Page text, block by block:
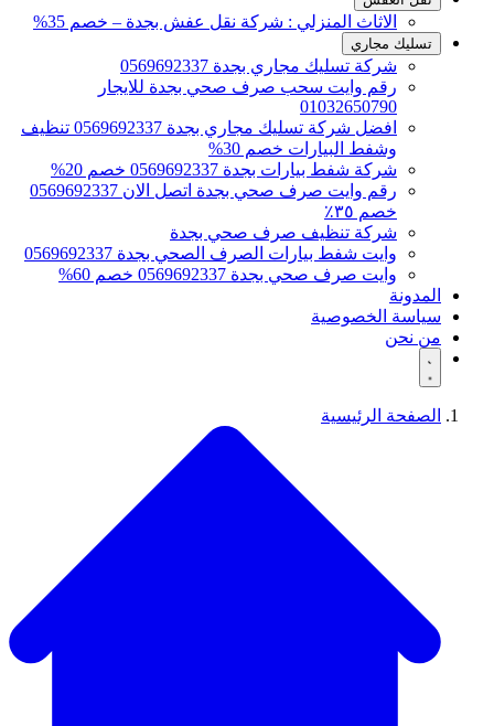
الاثاث المنزلي : شركة نقل عفش بجدة – خصم 35%
تسليك مجاري
شركة تسليك مجاري بجدة 0569692337
رقم وايت سحب صرف صحي بجدة للايجار
01032650790
افضل شركة تسليك مجاري بجدة 0569692337 تنظيف
وشفط البيارات خصم 30%
شركة شفط بيارات بجدة 0569692337 خصم 20%
رقم وايت صرف صحي بجدة اتصل الان 0569692337
خصم ٣٥٪
شركة تنظيف صرف صحي بجدة
وايت شفط بيارات الصرف الصحي بجدة 0569692337
وايت صرف صحي بجدة 0569692337 خصم 60%
المدونة
سياسة الخصوصية
من نحن
الصفحة الرئيسية